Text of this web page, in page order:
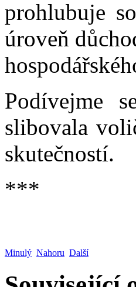
prohlubuje
úroveň
Podívejme
slibovala
skutečností.
***
Minulý Nahoru Další